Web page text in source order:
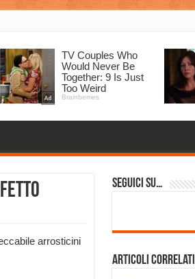
Seguici su…
Articoli correlati